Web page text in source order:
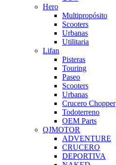
Hero
Multipropósito
Scooters
Urbanas
Utilitaria
Lifan
Pisteras
Touring
Paseo
Scooters
Urbanas
Crucero Chopper
Todoterreno
OEM Parts
QJMOTOR
ADVENTURE
CRUCERO
DEPORTIVA